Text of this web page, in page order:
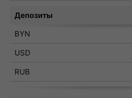
Депозиты
BYN
USD
RUB